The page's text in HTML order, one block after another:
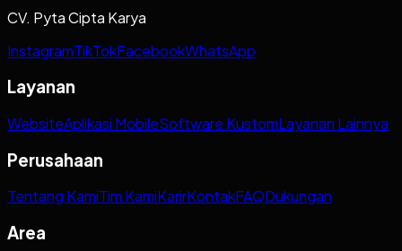
CV. Pyta Cipta Karya
InstagramTikTokFacebookWhatsApp
Layanan
WebsiteAplikasi MobileSoftware KustomLayanan Lainnya
Perusahaan
Tentang KamiTim KamiKarirKontakFAQDukungan
Area